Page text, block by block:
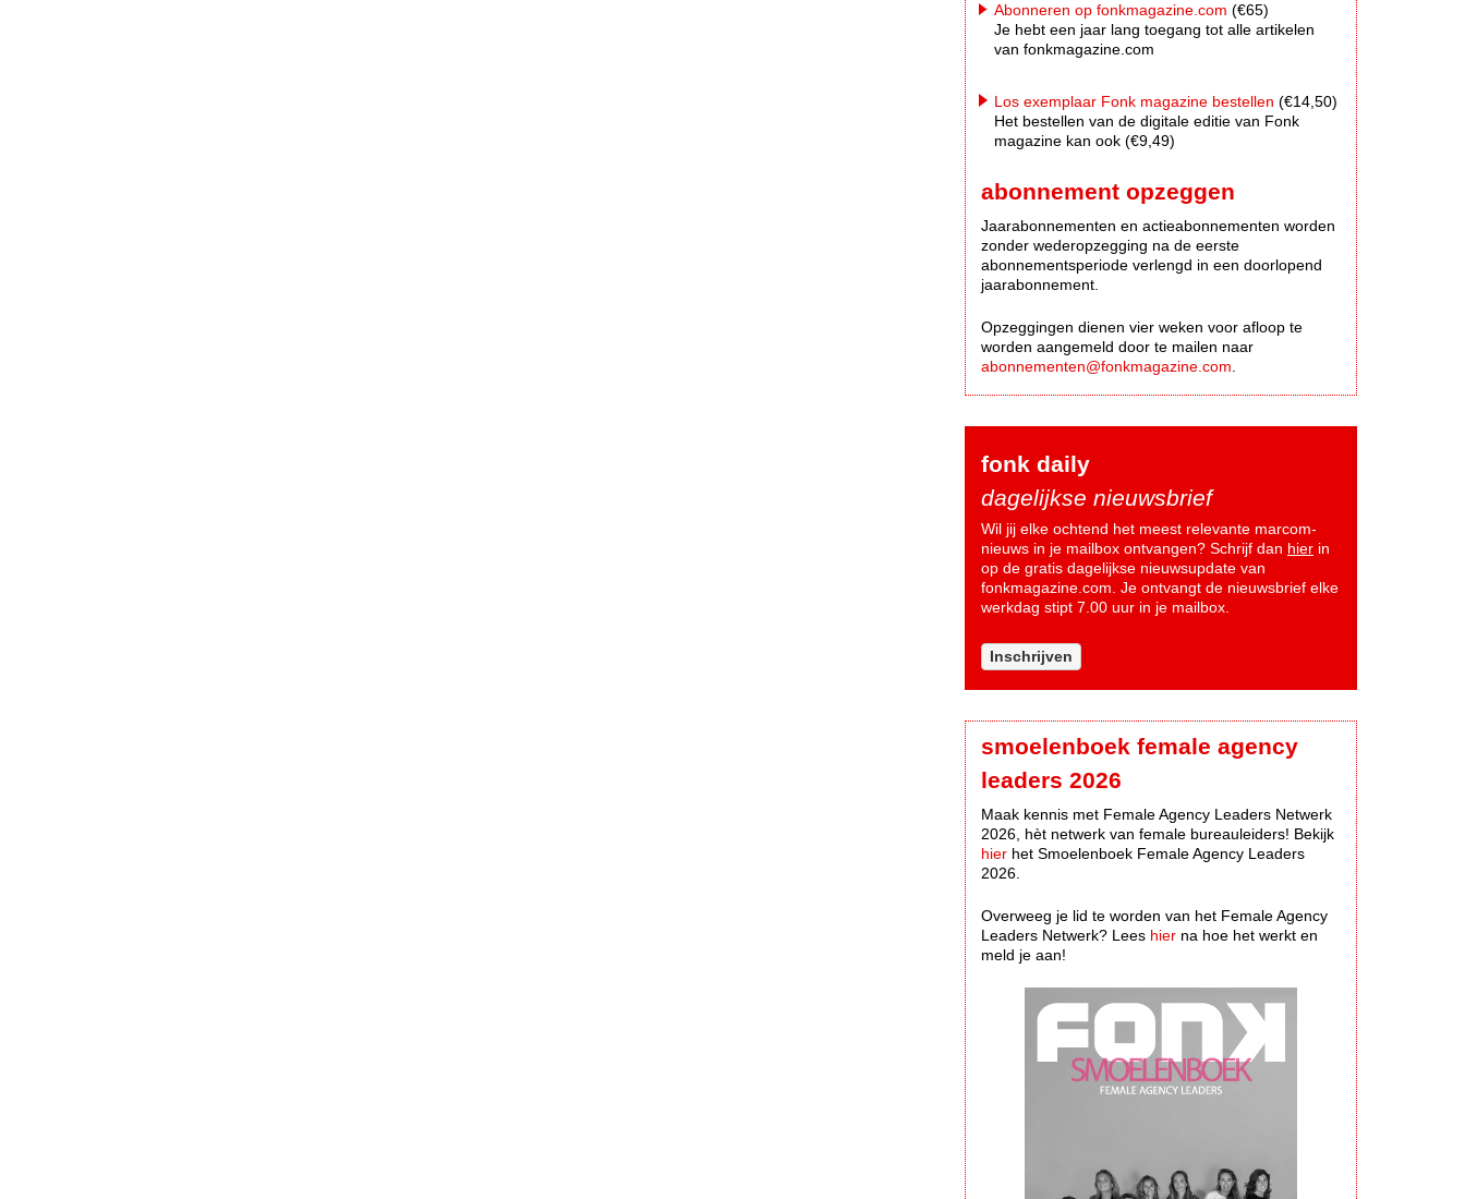
Abonneren op fonkmagazine.com (€65)
Je hebt een jaar lang toegang tot alle artikelen
van fonkmagazine.com
Los exemplaar Fonk magazine bestellen (€14,50)
Het bestellen van de digitale editie van Fonk
magazine kan ook (€9,49)
abonnement opzeggen
Jaarabonnementen en actieabonnementen worden
zonder wederopzegging na de eerste
abonnementsperiode verlengd in een doorlopend
jaarabonnement.
Opzeggingen dienen vier weken voor afloop te
worden aangemeld door te mailen naar
abonnementen@fonkmagazine.com
fonk daily
dagelijkse nieuwsbrief
Wil jij elke ochtend het meest relevante marcom-
nieuws in je mailbox ontvangen? Schrijf dan hier in
op de gratis dagelijkse nieuwsupdate van
fonkmagazine.com. Je ontvangt de nieuwsbrief elke
werkdag stipt 7.00 uur in je mailbox.
Inschrijven
smoelenboek female agency
leaders 2026
Maak kennis met Female Agency Leaders Netwerk
2026, hèt netwerk van female bureauleiders! Bekijk
hier het Smoelenboek Female Agency Leaders
2026.
Overweeg je lid te worden van het Female Agency
Leaders Netwerk? Lees hier na hoe het werkt en
meld je aan!